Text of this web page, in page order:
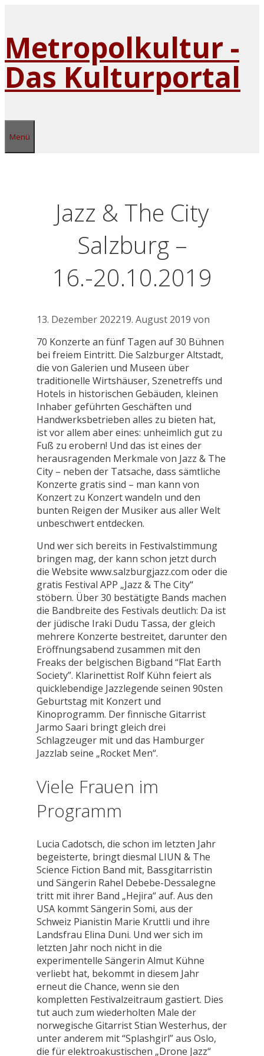
springen
Metropolkultur -
Das Kulturportal
Menü
Jazz & The City
Salzburg –
16.-20.10.2019
13. Dezember 202219. August 2019 von
70 Konzerte an fünf Tagen auf 30 Bühnen
bei freiem Eintritt. Die Salzburger Altstadt,
die von Galerien und Museen über
traditionelle Wirtshäuser, Szenetreffs und
Hotels in historischen Gebäuden, kleinen
Inhaber geführten Geschäften und
Handwerksbetrieben alles zu bieten hat,
ist vor allem aber eines: unheimlich gut zu
Fuß zu erobern! Und das ist eines der
herausragenden Merkmale von Jazz & The
City – neben der Tatsache, dass sämtliche
Konzerte gratis sind – man kann von
Konzert zu Konzert wandeln und den
bunten Reigen der Musiker aus aller Welt
unbeschwert entdecken.
Und wer sich bereits in Festivalstimmung
bringen mag, der kann schon jetzt durch
die Website www.salzburgjazz.com oder die
gratis Festival APP „Jazz & The City“
stöbern. Über 30 bestätigte Bands machen
die Bandbreite des Festivals deutlich: Da ist
der jüdische Iraki Dudu Tassa, der gleich
mehrere Konzerte bestreitet, darunter den
Eröffnungsabend zusammen mit den
Freaks der belgischen Bigband “Flat Earth
Society”. Klarinettist Rolf Kühn feiert als
quicklebendige Jazzlegende seinen 90sten
Geburtstag mit Konzert und
Kinoprogramm. Der finnische Gitarrist
Jarmo Saari bringt gleich drei
Schlagzeuger mit und das Hamburger
Jazzlab seine „Rocket Men“.
Viele Frauen im
Programm
Lucia Cadotsch, die schon im letzten Jahr
begeisterte, bringt diesmal LIUN & The
Science Fiction Band mit, Bassgitarristin
und Sängerin Rahel Debebe-Dessalegne
tritt mit ihrer Band „Hejira“ auf. Aus den
USA kommt Sängerin Somi, aus der
Schweiz Pianistin Marie Kruttli und ihre
Landsfrau Elina Duni. Und wer sich im
letzten Jahr noch nicht in die
experimentelle Sängerin Almut Kühne
verliebt hat, bekommt in diesem Jahr
erneut die Chance, wenn sie den
kompletten Festivalzeitraum gastiert. Dies
tut auch zum wiederholten Male der
norwegische Gitarrist Stian Westerhus, der
unter anderem mit “Splashgirl” aus Oslo,
die für elektroakustischen „Drone Jazz“